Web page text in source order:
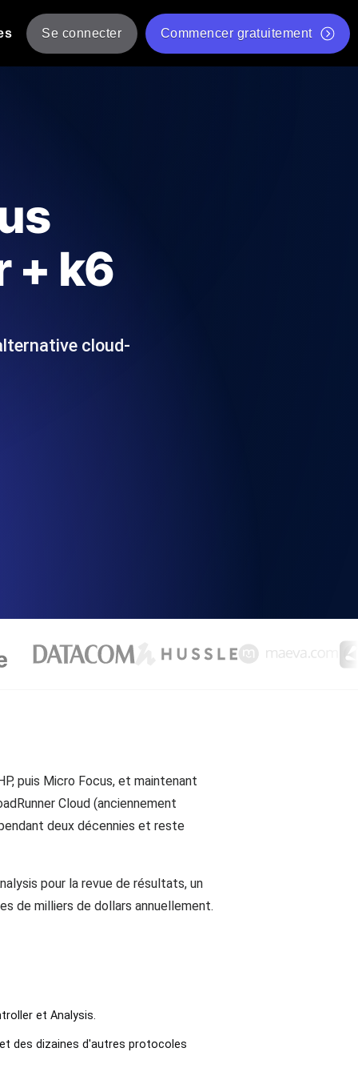
de performance depuis 25+
pannes avant vos utilisateurs.
fonctionnalité de l'API
alertes d'expiration. Gratuit pour
Vérificateur de statut d'API
Liste d'Outils Web Gratuits
Se connecter Commencer gratuitement
+ k6
cloud-
puis Micro Focus, et maintenant
Cloud (anciennement
deux décennies et reste
pour la revue de résultats, un
de milliers de dollars annuellement.
et Analysis.
et des dizaines d'autres protocoles